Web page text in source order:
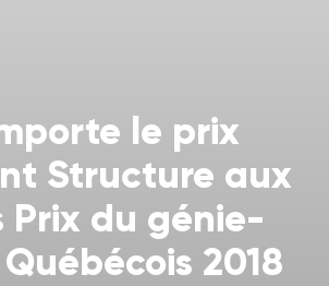
le prix
Structure aux
Prix du génie-
2018